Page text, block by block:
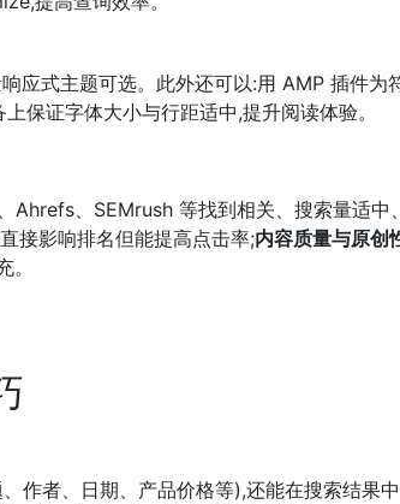
应式主题可选。此外还可以:用 AMP 插件为
保证字体大小与行距适中,提升阅读体验。
、SEMrush 等找到相关、搜索量适中
接影响排名但能提高点击率;内容质量与原创
作者、日期、产品价格等),还能在搜索结果